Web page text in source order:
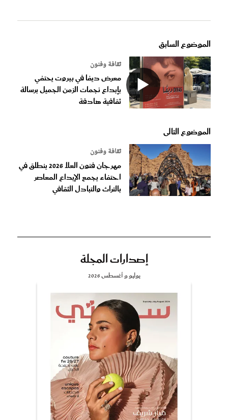
الموضوع السابق
ثقافة وفنون
معرض ديفا في بيروت يحتفي
بإبداع نجمات الزمن الجميل برسالة
ثقافية هادفة
الموضوع التالى
ثقافة وفنون
مهرجان فنون العلا 2026 ينطلق في
احتفاء يجمع الإبداع المعاصر
بالتراث والتبادل الثقافي
إصدارات المجلة
يوليو و أغسطس 2026